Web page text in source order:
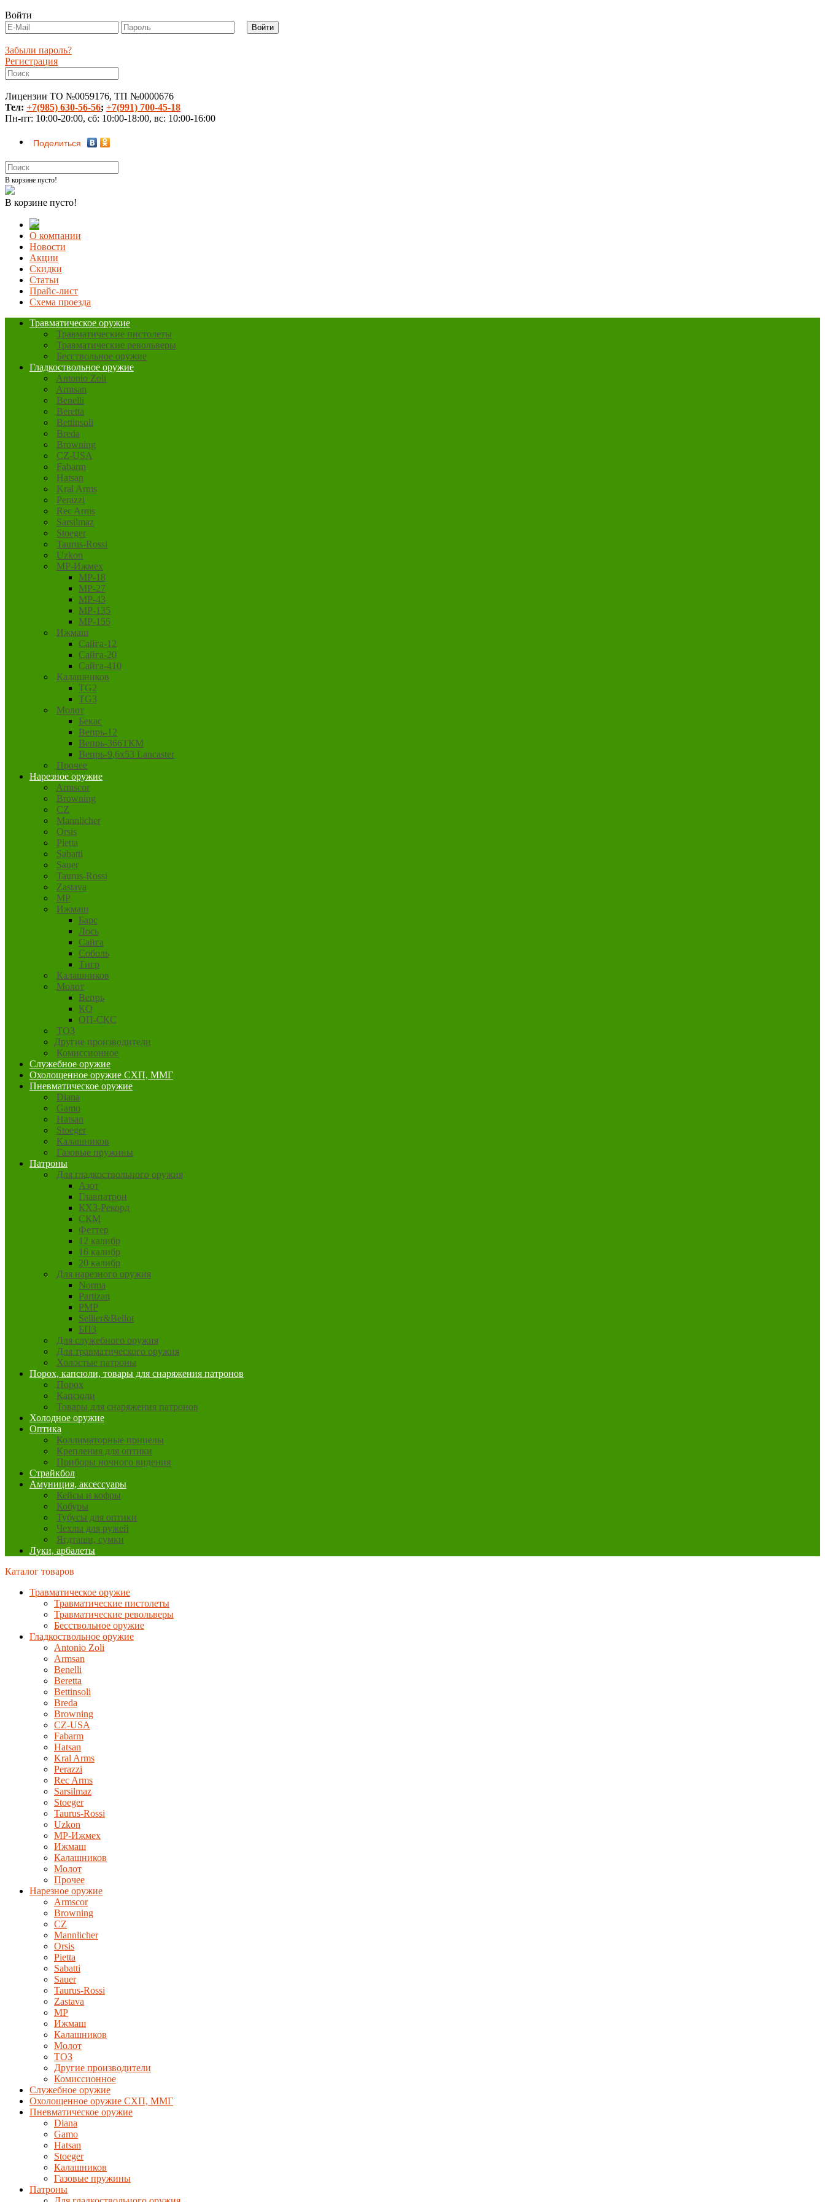
Войти
Забыли пароль?
Регистрация
Лицензии ТО №0059176, ТП №0000676
Тел: +7(985) 630-56-56; +7(991) 700-45-18
Пн-пт: 10:00-20:00, сб: 10:00-18:00, вс: 10:00-16:00
Поделиться
В корзине пусто!
В корзине пусто!
О компании
Новости
Акции
Скидки
Статьи
Прайс-лист
Схема проезда
Травматическое оружие
Травматические пистолеты
Травматические револьверы
Бесствольное оружие
Гладкоствольное оружие
Antonio Zoli
Armsan
Benelli
Beretta
Bettinsoli
Breda
Browning
CZ-USA
Fabarm
Hatsan
Kral Arms
Perazzi
Rec Arms
Sarsilmaz
Stoeger
Taurus-Rossi
Uzkon
MP-Ижмех
MP-18
MP-27
MP-43
MP-135
MP-155
Ижмаш
Сайга-12
Сайга-20
Сайга-410
Калашников
TG2
TG3
Молот
Бекас
Вепрь-12
Вепрь-366ТКМ
Вепрь-9,6х53 Lancaster
Прочее
Нарезное оружие
Armscor
Browning
CZ
Mannlicher
Orsis
Pietta
Sabatti
Sauer
Taurus-Rossi
Zastava
MP
Ижмаш
Барс
Лось
Сайга
Соболь
Тигр
Калашников
Молот
Вепрь
КО
ОП-СКС
ТОЗ
Другие производители
Комиссионное
Служебное оружие
Охолощенное оружие СХП, ММГ
Пневматическое оружие
Diana
Gamo
Hatsan
Stoeger
Калашников
Газовые пружины
Патроны
Для гладкоствольного оружия
Азот
Главпатрон
КХЗ-Рекорд
СКМ
Феттер
12 калибр
16 калибр
20 калибр
Для нарезного оружия
Norma
Partizan
PMP
Sellier&Bellot
БПЗ
Для служебного оружия
Для травматического оружия
Холостые патроны
Порох, капсюли, товары для снаряжения патронов
Порох
Капсюли
Товары для снаряжения патронов
Холодное оружие
Оптика
Коллиматорные прицелы
Крепления для оптики
Приборы ночного видения
Страйкбол
Амуниция, аксессуары
Кейсы и кофры
Кобуры
Тубусы для оптики
Чехлы для ружей
Ягдташи, сумки
Луки, арбалеты
Каталог товаров
Травматическое оружие
Травматические пистолеты
Травматические револьверы
Бесствольное оружие
Гладкоствольное оружие
Antonio Zoli
Armsan
Benelli
Beretta
Bettinsoli
Breda
Browning
CZ-USA
Fabarm
Hatsan
Kral Arms
Perazzi
Rec Arms
Sarsilmaz
Stoeger
Taurus-Rossi
Uzkon
MP-Ижмех
Ижмаш
Калашников
Молот
Прочее
Нарезное оружие
Armscor
Browning
CZ
Mannlicher
Orsis
Pietta
Sabatti
Sauer
Taurus-Rossi
Zastava
MP
Ижмаш
Калашников
Молот
ТОЗ
Другие производители
Комиссионное
Служебное оружие
Охолощенное оружие СХП, ММГ
Пневматическое оружие
Diana
Gamo
Hatsan
Stoeger
Калашников
Газовые пружины
Патроны